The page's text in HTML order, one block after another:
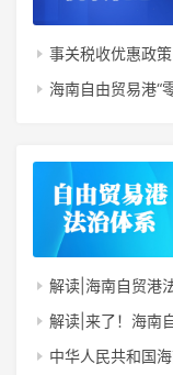
事关税收优惠政
海南自由贸易港“
解读|海南自贸港
解读|来了！海南
中华人民共和国